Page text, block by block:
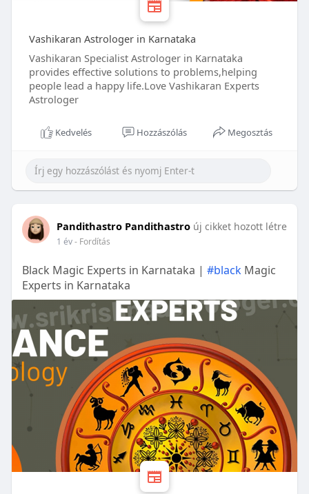
Vashikaran Astrologer in Karnataka
Vashikaran Specialist Astrologer in Karnataka
provides effective solutions to problems,helping
people lead a happy life.Love Vashikaran Experts
Astrologer
Kedvelés Hozzászólás Megosztás
Pandithastro Pandithastro új cikket hozott létre
1 év- Fordítás
Black Magic Experts in Karnataka | #blackMagic
Experts in Karnataka